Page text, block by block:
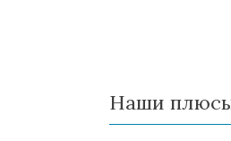
Наши